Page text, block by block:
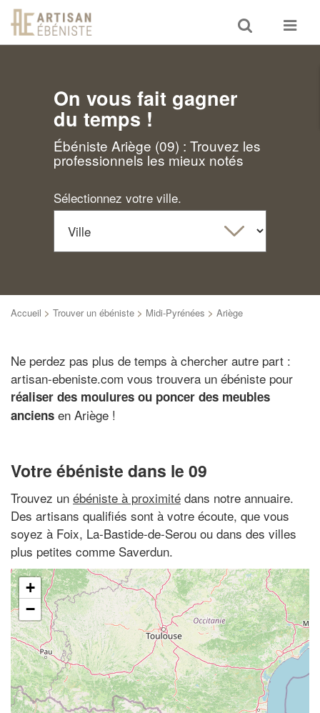
Toggle
search
Toggle
On vous fait gagner
du temps !
Ébéniste Ariège (09) : Trouvez les
professionnels les mieux notés
Sélectionnez votre ville.
Accueil > Trouver un ébéniste > Midi-Pyrénées > Ariège
Ne perdez pas plus de temps à chercher autre part :
artisan-ebeniste.com vous trouvera un ébéniste pour
réaliser des moulures ou poncer des meubles
anciens en Ariège !
Votre ébéniste dans le 09
Trouvez un ébéniste à proximité dans notre annuaire.
Des artisans qualifiés sont à votre écoute, que vous
soyez à Foix, La-Bastide-de-Serou ou dans des villes
plus petites comme Saverdun.
+
−